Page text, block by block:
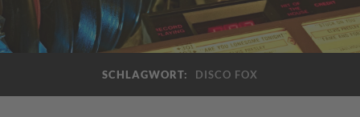
SCHLAGWORT: DISCO FOX